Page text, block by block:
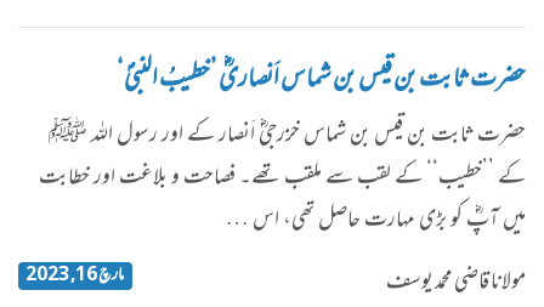
حضرت ثابت بن قیس بن شماس اَنصاریؓ ’خطیبُ النبیؐ‘
حضرت ثابت بن قیس بن شماس خزرجیؓ اَنصار کے اور رسول اللہ ﷺ
کے ’’خطیب‘‘ کے لقب سے ملقب تھے۔ فصاحت و بلاغت اور خطابت
میں آپؓ کو بڑی مہارت حاصل تھی، اس …
مولانا قاضی محمد یوسف
مارچ 16, 2023